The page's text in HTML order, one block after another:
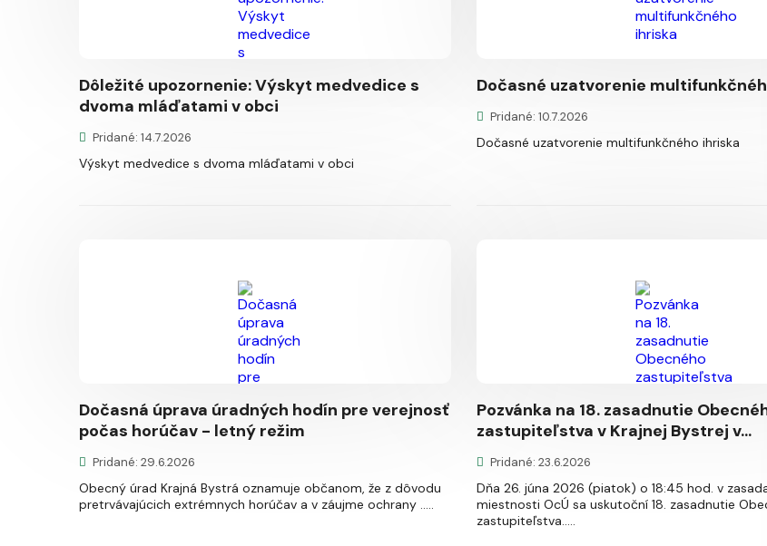
Dôležité upozornenie: Výskyt medvedice s
dvoma mláďatami v obci
Pridané: 14.7.2026
Výskyt medvedice s dvoma mláďatami v obci
Dočasné uzatvorenie
Pridané: 10.7.2026
Dočasné uzatvorenie multifunkčného ihriska
Dočasná úprava úradných hodín pre verejnosť
počas horúčav - letný režim
Pridané: 29.6.2026
Obecný úrad Krajná Bystrá oznamuje občanom, že z dôvodu
pretrvávajúcich extrémnych horúčav a v záujme ochrany .....
Pozvánka na 18. zasadnutie
zastupiteľstva v Krajnej Bystrej v...
Pridané: 23.6.2026
Dňa 26. júna 2026 (piatok) o 18:45 hod. v
miestnosti OcÚ sa uskutoční 18. zasadnutie
zastupiteľstva.....